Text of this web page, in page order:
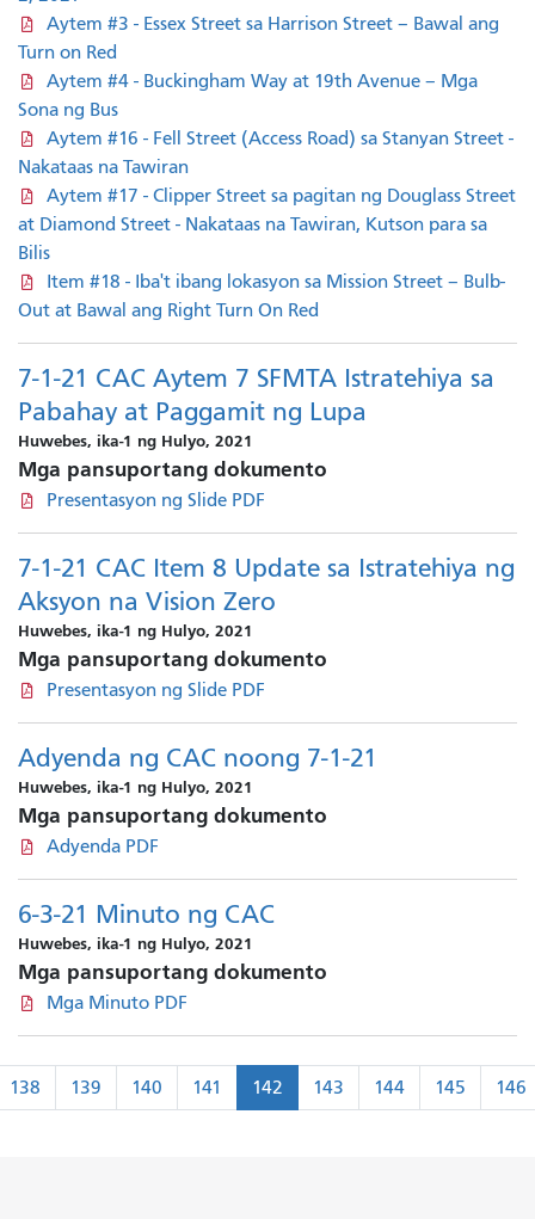
Aytem #3 - Essex Street sa Harrison Street – Bawal ang
Turn on Red
Aytem #4 - Buckingham Way at 19th Avenue – Mga
Sona ng Bus
Aytem #16 - Fell Street (Access Road) sa Stanyan Street -
Nakataas na Tawiran
Aytem #17 - Clipper Street sa pagitan ng Douglass Street
at Diamond Street - Nakataas na Tawiran, Kutson para sa
Bilis
Item #18 - Iba't ibang lokasyon sa Mission Street – Bulb-
Out at Bawal ang Right Turn On Red
7-1-21 CAC Aytem 7 SFMTA Istratehiya sa
Pabahay at Paggamit ng Lupa
Huwebes, ika-1 ng Hulyo, 2021
Mga pansuportang dokumento
Presentasyon ng Slide PDF
7-1-21 CAC Item 8 Update sa Istratehiya ng
Aksyon na Vision Zero
Huwebes, ika-1 ng Hulyo, 2021
Mga pansuportang dokumento
Presentasyon ng Slide PDF
Adyenda ng CAC noong 7-1-21
Huwebes, ika-1 ng Hulyo, 2021
Mga pansuportang dokumento
Adyenda PDF
6-3-21 Minuto ng CAC
Huwebes, ika-1 ng Hulyo, 2021
Mga pansuportang dokumento
Mga Minuto PDF
Paginasyon
138 139 140 141 142 143 144 145 146